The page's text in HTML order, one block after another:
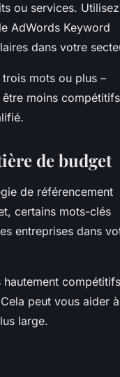
ou services. Utilisez
AdWords Keyword
dans votre
mots ou plus –
moins
de budget
de référencement
certains mots-clés
entreprises dans
peut vous aider à
large.